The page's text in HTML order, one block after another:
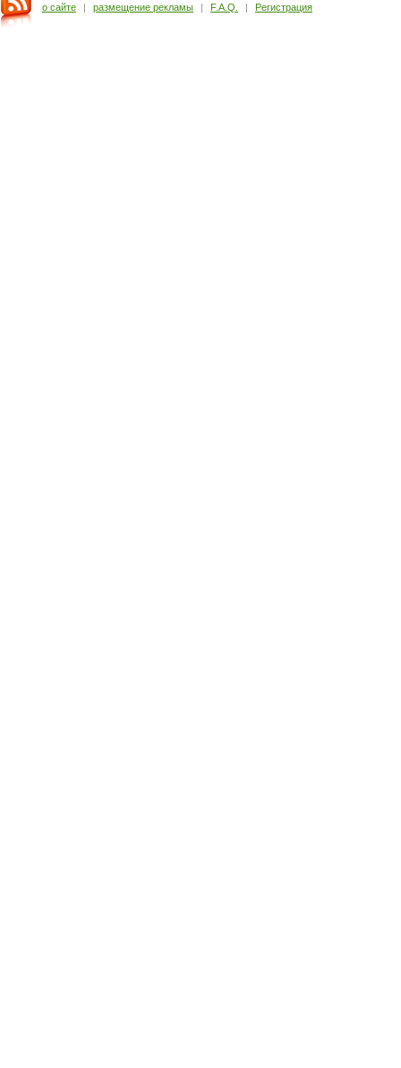
о сайте | размещение рекламы | F.A.Q. | Регистрация